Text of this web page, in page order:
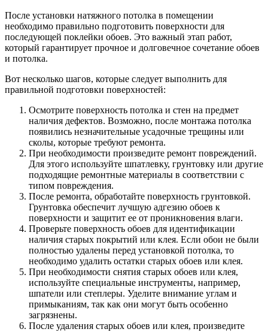
После установки натяжного потолка в помещении
необходимо правильно подготовить поверхности для
последующей поклейки обоев. Это важный этап работ,
который гарантирует прочное и долговечное сочетание обоев
и потолка.
Вот несколько шагов, которые следует выполнить для
правильной подготовки поверхностей:
Осмотрите поверхность потолка и стен на предмет
наличия дефектов. Возможно, после монтажа потолка
появились незначительные усадочные трещины или
сколы, которые требуют ремонта.
При необходимости произведите ремонт повреждений.
Для этого используйте шпатлевку, грунтовку или другие
подходящие ремонтные материалы в соответствии с
типом повреждения.
После ремонта, обработайте поверхность грунтовкой.
Грунтовка обеспечит лучшую адгезию обоев к
поверхности и защитит ее от проникновения влаги.
Проверьте поверхность обоев для идентификации
наличия старых покрытий или клея. Если обои не были
полностью удалены перед установкой потолка, то
необходимо удалить остатки старых обоев или клея.
При необходимости снятия старых обоев или клея,
используйте специальные инструменты, например,
шпатели или степлеры. Уделите внимание углам и
примыканиям, так как они могут быть особенно
загрязнены.
После удаления старых обоев или клея, произведите